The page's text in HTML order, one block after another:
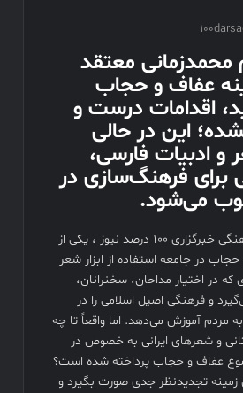
نوروزی به توفیق دست پیدا نکردند
فیلم کیمیایی متوقف شد
محمدزمانی معتقد
عفاف و حجاب
اقدامات درست و
این در حالی
ادبیات فارسی،
برای فرهنگ‌سازی در
می‌شود.
به گزارش خبرنگار فرهنگی خبرگزاری 100 درصد نیوز ، یکی از
در جامعه استفاده از ابزار شعر
که در اختیار مداحان، سخنرانان،
و فرهنگی اصیل اسلامی را در
مردم آموزش می‌دهد. اما واقعاً تا چه
و شعرهای ایرانی به خصوص در
عفاف و حجاب پرداخته شده است؟
زمینه تجدیدنظر جدی صورت بگیرد و